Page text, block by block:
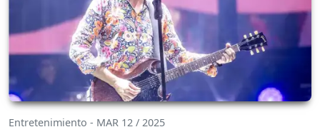
Entretenimiento - MAR 12 / 2025